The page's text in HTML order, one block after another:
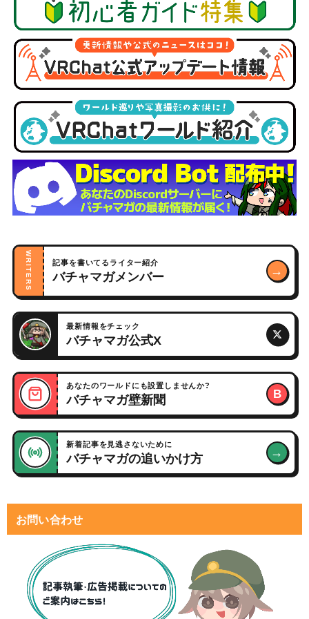
WRITERS 記事を書いてるライター紹介
バチャマガメンバー →
最新情報をチェック
バチャマガ公式X
あなたのワールドにも設置しませんか?
バチャマガ壁新聞 B
新着記事を見逃さないために
バチャマガの追いかけ方 →
お問い合わせ